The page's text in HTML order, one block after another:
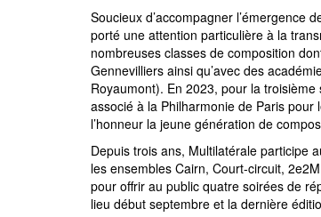
Soucieux d’accompagner l’émergence
porté une attention particulière à la
nombreuses classes de composition
Gennevilliers ainsi qu’avec des
Royaumont). En 2023, pour la
associé à la Philharmonie de Paris
l’honneur la jeune génération de
Depuis trois ans, Multilatérale participe
les ensembles Cairn, Court-circuit,
pour offrir au public quatre soirées de
lieu début septembre et la dernière